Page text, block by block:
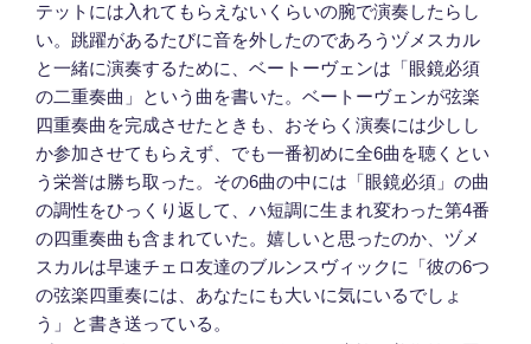
テットには入れてもらえないくらいの腕で演奏したらし
い。跳躍があるたびに音を外したのであろうヅメスカル
と一緒に演奏するために、ベートーヴェンは「眼鏡必須
の二重奏曲」という曲を書いた。 ベートーヴェンが弦楽
四重奏曲を完成させたときも、おそらく演奏には少しし
か参加させてもらえず、でも一番初めに全6曲を聴くとい
う栄誉は勝ち取った。その6曲の中には「眼鏡必須」の曲
の調性をひっくり返して、ハ短調に生まれ変わった第4番
の四重奏曲も含まれていた。嬉しいと思ったのか、ヅメ
スカルは早速チェロ友達のブルンスヴィックに「彼の6つ
の弦楽四重奏には、あなたにも大いに気にいるでしょ
う」と書き送っている。